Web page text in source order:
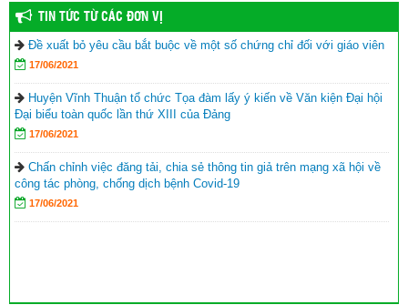
17/06/2021
Hội Khuyến học huyện Vĩnh Thuận trao tặng nhà khuyến học cho
học sinh nghèo xã Phong Đông
Agribank chi nhánh huyện Vĩnh Thuận Kiên Giang II trao tập cho 22
trường nhân lễ khai giảng năm học mới 2023-2024
huyện Vĩnh Thuận
(05/09/2023)
Thư của Chủ tịch nước Võ Văn Thưởng gửi ngành giáo dục nhân
dịp khai giảng năm học 2023-2024
TIN TỨC TỪ CÁC ĐƠN VỊ
Đề xuất bỏ yêu cầu bắt buộc về một số chứng chỉ đối với giáo viên
17/06/2021
Huyện Vĩnh Thuận tổ chức Tọa đàm lấy ý kiến về Văn kiện Đại hội
Đại biểu toàn quốc lần thứ XIII của Đảng
17/06/2021
Chấn chỉnh việc đăng tải, chia sẻ thông tin giả trên mạng xã hội về
công tác phòng, chống dịch bệnh Covid-19
17/06/2021